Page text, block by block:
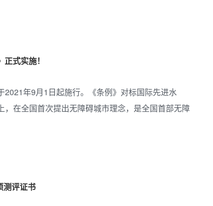
式实施！
2021年9月1日起施行。《条例》对标国际先进水
在全国首次提出无障碍城市理念，是全国首部无障
测评证书